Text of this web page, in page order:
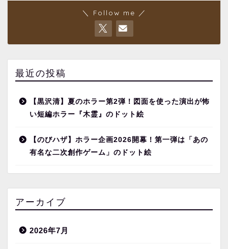
＼ Follow me ／
最近の投稿
【黒沢清】夏のホラー第2弾！図面を使った演出が怖
い短編ホラー『木霊』のドット絵
【のびハザ】ホラー企画2026開幕！第一弾は「あの
有名な二次創作ゲーム」のドット絵
アーカイブ
2026年7月